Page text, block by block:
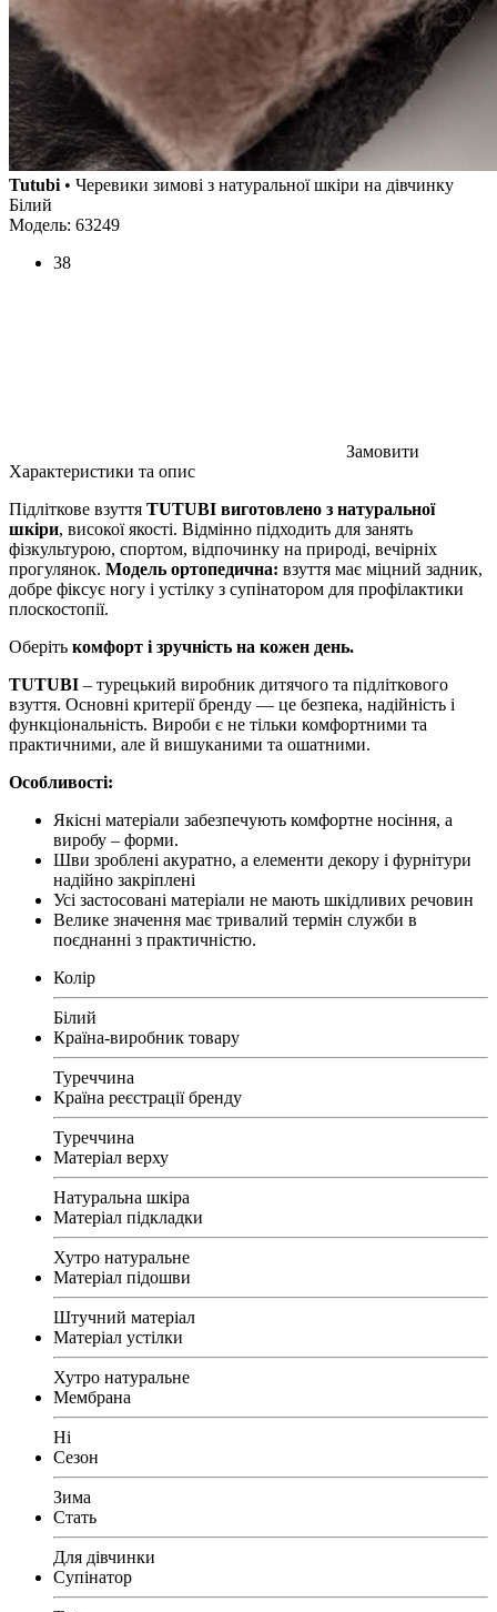
Tutubi • Черевики зимові з натуральної шкіри на дівчинку
Білий
Модель: 63249
38
Замовити
Характеристики та опис
Підліткове взуття TUTUBI виготовлено з натуральної
шкіри, високої якості. Відмінно підходить для занять
фізкультурою, спортом, відпочинку на природі, вечірніх
прогулянок. Модель ортопедична: взуття має міцний задник,
добре фіксує ногу і устілку з супінатором для профілактики
плоскостопії.
Оберіть комфорт і зручність на кожен день.
TUTUBI – турецький виробник дитячого та підліткового
взуття. Основні критерії бренду — це безпека, надійність і
функціональність. Вироби є не тільки комфортними та
практичними, але й вишуканими та ошатними.
Особливості:
Якісні матеріали забезпечують комфортне носіння, а
виробу – форми.
Шви зроблені акуратно, а елементи декору і фурнітури
надійно закріплені
Усі застосовані матеріали не мають шкідливих речовин
Велике значення має тривалий термін служби в
поєднанні з практичністю.
Колір
Білий
Країна-виробник товару
Туреччина
Країна реєстрації бренду
Туреччина
Матеріал верху
Натуральна шкіра
Матеріал підкладки
Хутро натуральне
Матеріал підошви
Штучний матеріал
Матеріал устілки
Хутро натуральне
Мембрана
Ні
Сезон
Зима
Стать
Для дівчинки
Супінатор